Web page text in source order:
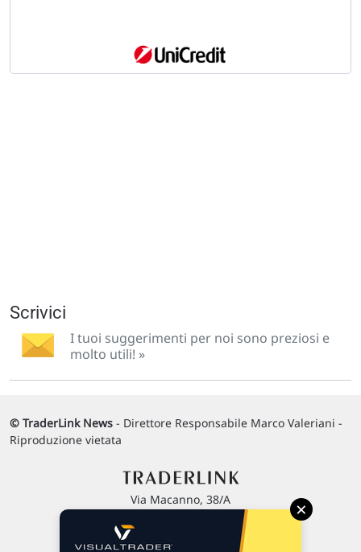
Scrivici
I tuoi suggerimenti per noi sono preziosi e
molto utili! »
© TraderLink News - Direttore Responsabile Marco Valeriani -
Riproduzione vietata
Via Macanno, 38/A
P.IVA 02 452 460 401
×